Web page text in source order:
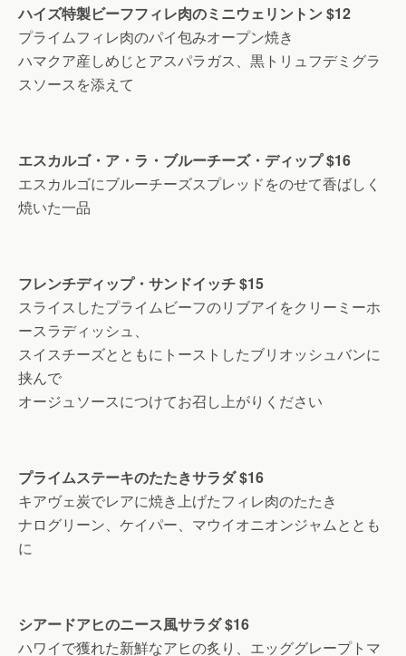
ハイズ特製ビーフフィレ肉のミニウェリントン$12
プライムフィレ肉のパイ包みオープン焼き
ハマクア産しめじとアスパラガス、黒トリュフデミグラ
スソースを添えて
エスカルゴ・ア・ラ・ブルーチーズ・ディップ$16
エスカルゴにブルーチーズスプレッドをのせて香ばしく
焼いた一品
フレンチディップ・サンドイッチ$15
スライスしたプライムビーフのリブアイをクリーミーホ
ースラディッシュ、
スイスチーズとともにトーストしたブリオッシュバンに
挟んで
オージュソースにつけてお召し上がりください
プライムステーキのたたきサラダ$16
キアヴェ炭でレアに焼き上げたフィレ肉のたたき
ナログリーン、ケイパー、マウイオニオンジャムととも
に
シアードアヒのニース風サラダ$16
ハワイで獲れた新鮮なアヒの炙り、エッググレープトマ